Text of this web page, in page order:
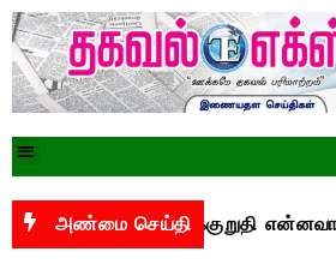
அண்மை செய்தி
என்ற வாக்குறுதி என்னவானது?: